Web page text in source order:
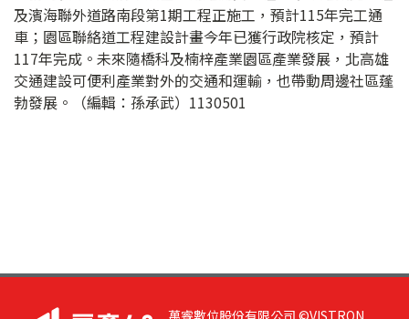
及濱海聯外道路南段第1期工程正施工，預計115年完工通
車；園區聯絡道工程建設計畫今年已獲行政院核定，預計
117年完成。未來隨橋科及楠梓產業園區產業發展，北高雄
交通建設可便利產業對外的交通和運輸，也帶動周邊社區蓬
勃發展。（編輯：孫承武）1130501